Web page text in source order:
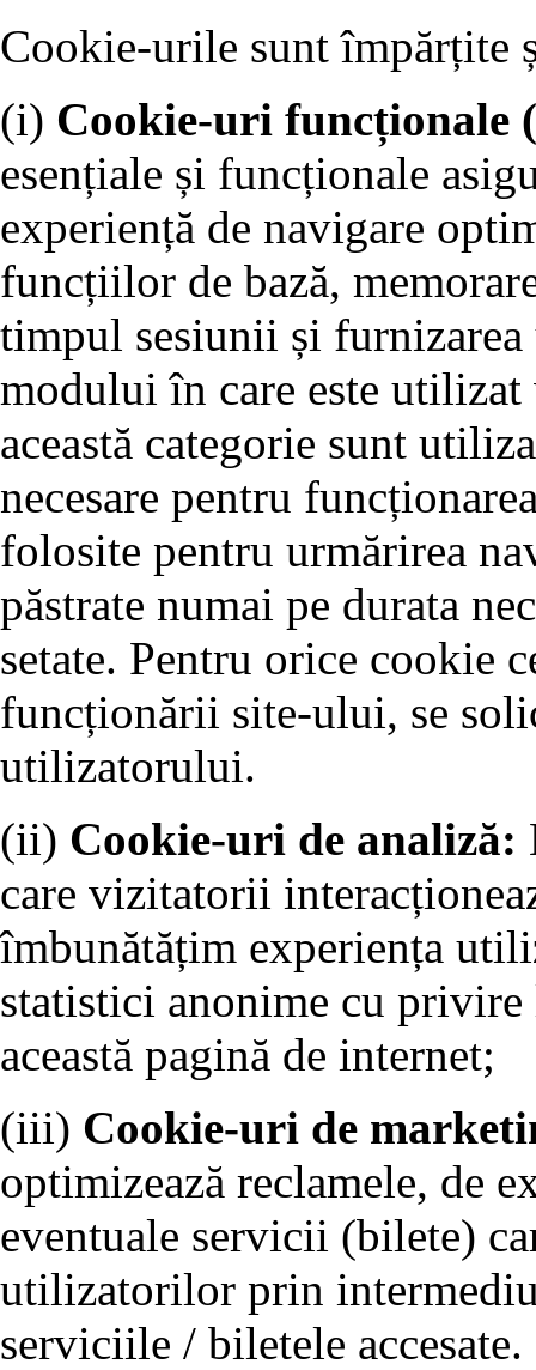
Cookie-urile sunt împărțite
(i) Cookie-uri funcționale
esențiale și funcționale
experiență de navigare
funcțiilor de bază,
timpul sesiunii și furnizarea
modului în care este
această categorie sunt
necesare pentru
folosite pentru urmărirea
păstrate numai pe durata
setate. Pentru orice cookie
funcționării site-ului, se
utilizatorului.
(ii) Cookie-uri de analiză:
care vizitatorii
îmbunătățim experiența
statistici anonime cu
această pagină de internet;
(iii) Cookie-uri de
optimizează reclamele, de
eventuale servicii (bilete)
utilizatorilor prin
serviciile / biletele accesate.